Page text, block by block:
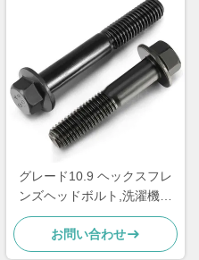
グレード10.9 ヘックスフレ
ンズヘッドボルト,洗濯機付
き自動車ヘックスボルト
お問い合わせ